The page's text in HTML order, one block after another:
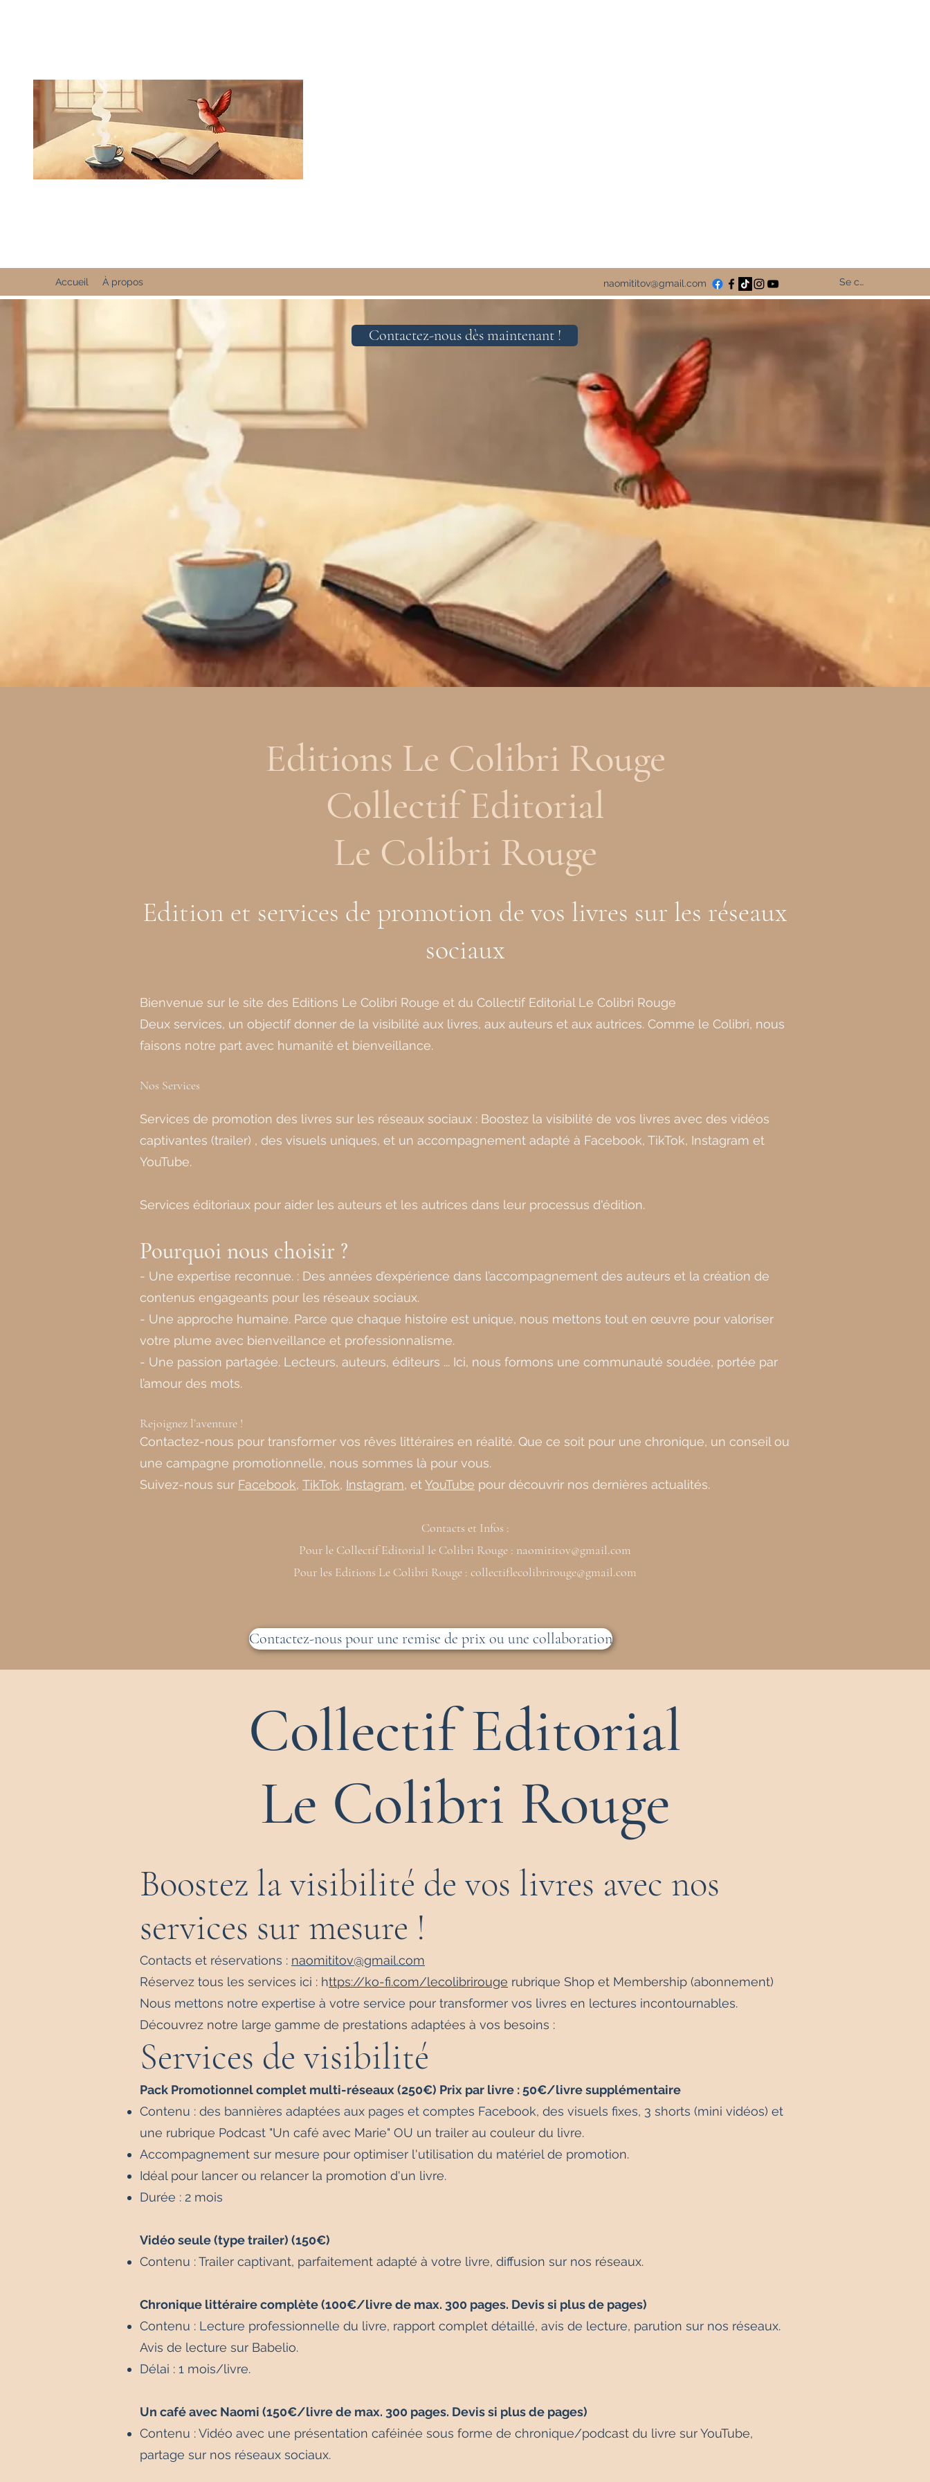
Accueil À propos naomititov@gmail.com Se connecter
Contactez-nous dès maintenant !
Editions Le Colibri Rouge
Collectif Editorial
Le Colibri Rouge
Edition et services de promotion de vos livres sur les réseaux
sociaux
Bienvenue sur le site des Editions Le Colibri Rouge et du Collectif Editorial Le Colibri Rouge
Deux services, un objectif donner de la visibilité aux livres, aux auteurs et aux autrices. Comme le Colibri, nous
faisons notre part avec humanité et bienveillance.
Nos Services
Services de promotion des livres sur les réseaux sociaux : Boostez la visibilité de vos livres avec des vidéos
captivantes (trailer) , des visuels uniques, et un accompagnement adapté à Facebook, TikTok, Instagram et
YouTube.
Services éditoriaux pour aider les auteurs et les autrices dans leur processus d'édition.
Pourquoi nous choisir ?
- Une expertise reconnue. : Des années d’expérience dans l’accompagnement des auteurs et la création de
contenus engageants pour les réseaux sociaux.
- Une approche humaine. Parce que chaque histoire est unique, nous mettons tout en œuvre pour valoriser
votre plume avec bienveillance et professionnalisme.
- Une passion partagée. Lecteurs, auteurs, éditeurs ... Ici, nous formons une communauté soudée, portée par
l’amour des mots.
Rejoignez l’aventure !
Contactez-nous pour transformer vos rêves littéraires en réalité. Que ce soit pour une chronique, un conseil ou
une campagne promotionnelle, nous sommes là pour vous.
Suivez-nous sur Facebook, TikTok, Instagram, et YouTube pour découvrir nos dernières actualités.
Contacts et Infos :
Pour le Collectif Editorial le Colibri Rouge : naomititov@gmail.com
Pour les Editions Le Colibri Rouge : collectiflecolibrirouge@gmail.com
Contactez-nous pour une remise de prix ou une collaboration
Collectif Editorial
Le Colibri Rouge
Boostez la visibilité de vos livres avec nos
services sur mesure !
Contacts et réservations : naomititov@gmail.com
Réservez tous les services ici : https://ko-fi.com/lecolibrirouge rubrique Shop et Membership (abonnement)
Nous mettons notre expertise à votre service pour transformer vos livres en lectures incontournables.
Découvrez notre large gamme de prestations adaptées à vos besoins :
Services de visibilité
Pack Promotionnel complet multi-réseaux (250€) Prix par livre : 50€/livre supplémentaire
Contenu : des bannières adaptées aux pages et comptes Facebook, des visuels fixes, 3 shorts (mini vidéos) et
une rubrique Podcast "Un café avec Marie" OU un trailer au couleur du livre.
Accompagnement sur mesure pour optimiser l'utilisation du matériel de promotion.
Idéal pour lancer ou relancer la promotion d'un livre.
Durée : 2 mois
Vidéo seule (type trailer) (150€)
Contenu : Trailer captivant, parfaitement adapté à votre livre, diffusion sur nos réseaux.
Chronique littéraire complète (100€/livre de max. 300 pages. Devis si plus de pages)
Contenu : Lecture professionnelle du livre, rapport complet détaillé, avis de lecture, parution sur nos réseaux.
Avis de lecture sur Babelio.
Délai : 1 mois/livre.
Un café avec Naomi (150€/livre de max. 300 pages. Devis si plus de pages)
Contenu : Vidéo avec une présentation caféinée sous forme de chronique/podcast du livre sur YouTube,
partage sur nos réseaux sociaux.